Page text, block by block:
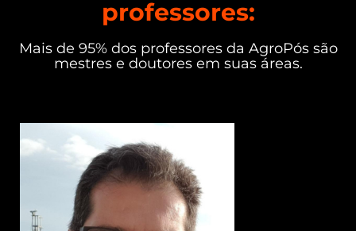
professores:
Mais de 95% dos professores da AgroPós são
mestres e doutores em suas áreas.